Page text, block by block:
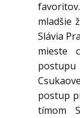
mladšie
Slávia
mieste
postup
tímom